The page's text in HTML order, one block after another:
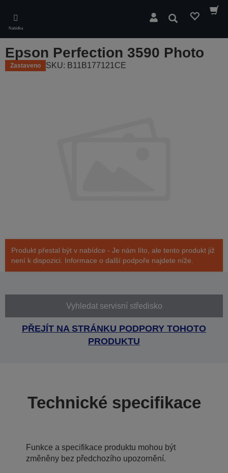
main
content
Nabídka
Hledat
Epson Perfection 3590 Photo
Zastaveno SKU: B11B177121CE
Produkt přestal být v nabídce - Je nám líto, ale tento produkt již
není k dispozici. Informace o další podpoře najdete níže.
Vyhledat servisní středisko
PŘEJÍT NA STRÁNKU PODPORY TOHOTO
PRODUKTU
Technické specifikace
Funkce a specifikace produktu mohou být
změněny bez předchozího upozornění.